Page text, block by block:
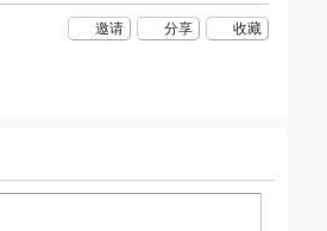
收藏
分享
邀请